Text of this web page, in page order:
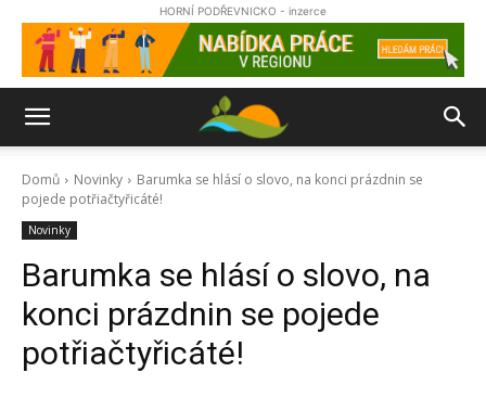
HORNÍ PODŘEVNICKO - inzerce
Domů Novinky
Barumka se hlásí o slovo, na konci prázdnin se
pojede potřiačtyřicáté!
Novinky
Barumka se hlásí o slovo, na
konci prázdnin se pojede
potřiačtyřicáté!